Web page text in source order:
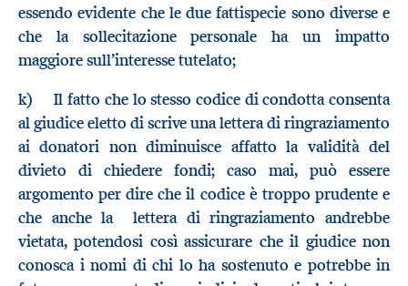
essendo evidente che le due fattispecie sono diverse e
che la sollecitazione personale ha un impatto
maggiore sull’interesse tutelato;
k) Il fatto che lo stesso codice di condotta consenta
al giudice eletto di scrive una lettera di ringraziamento
ai donatori non diminuisce affatto la validità del
divieto di chiedere fondi; caso mai, può essere
argomento per dire che il codice è troppo prudente e
che anche la lettera di ringraziamento andrebbe
vietata, potendosi così assicurare che il giudice non
conosca i nomi di chi lo ha sostenuto e potrebbe in